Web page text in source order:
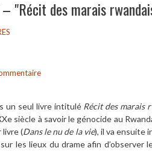
"Récit des marais
un seul livre intitulé Récit des marais
siècle à savoir le génocide au
livre (Dans le nu de la vie), il va ensuite
les lieux du drame afin